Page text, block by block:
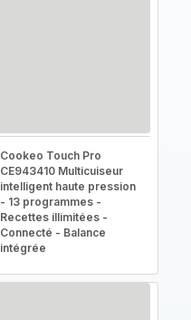
Cookeo Touch Pro
CE943410 Multicuiseur
intelligent haute pression
- 13 programmes -
Recettes illimitées -
Connecté - Balance
intégrée